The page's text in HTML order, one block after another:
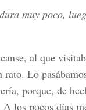
muy poco,
al que
Lo
porque, de
los pocos días